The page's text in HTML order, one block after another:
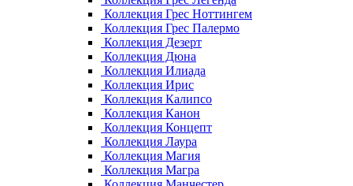
Коллекция Грес Ноттингем
Коллекция Грес Палермо
Коллекция Дезерт
Коллекция Дюна
Коллекция Илиада
Коллекция Ирис
Коллекция Калипсо
Коллекция Канон
Коллекция Концепт
Коллекция Лаура
Коллекция Магия
Коллекция Магра